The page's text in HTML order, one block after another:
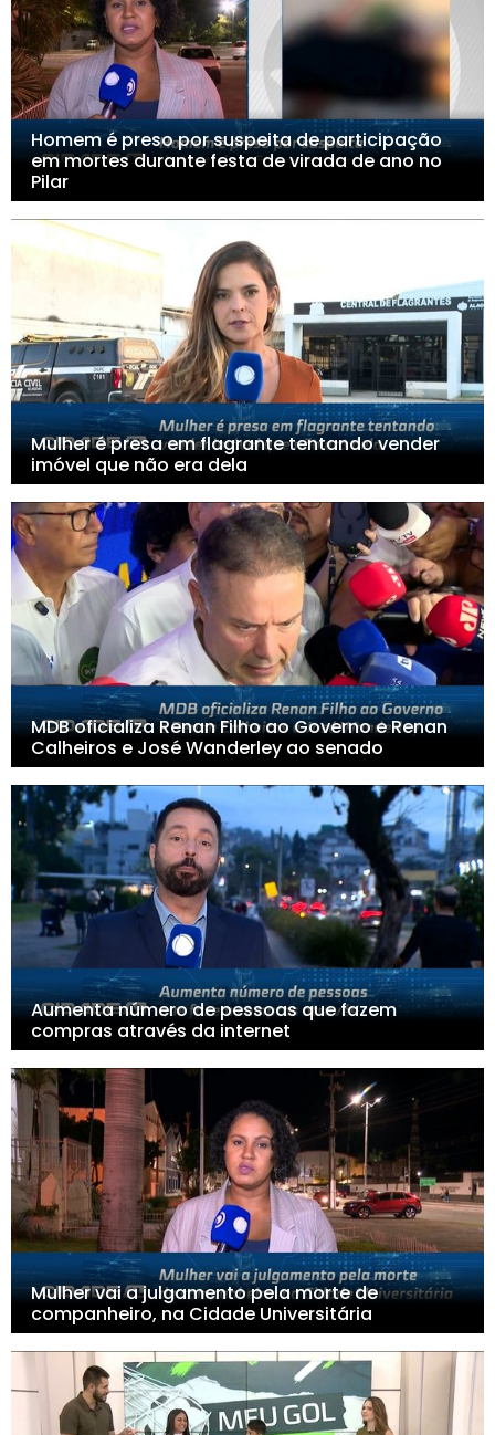
Homem é preso por suspeita de participação
em mortes durante festa de virada de ano no
Pilar
Mulher é presa em flagrante tentando vender
imóvel que não era dela
MDB oficializa Renan Filho ao Governo e Renan
Calheiros e José Wanderley ao senado
Aumenta número de pessoas que fazem
compras através da internet
Mulher vai a julgamento pela morte de
companheiro, na Cidade Universitária